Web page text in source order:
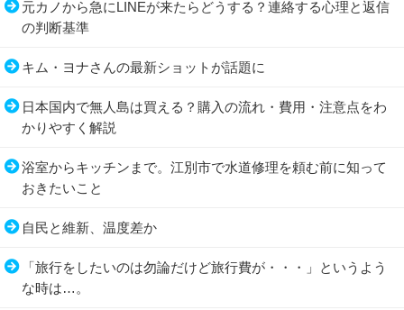
元カノから急にLINEが来たらどうする？連絡する心理と返信
の判断基準
キム・ヨナさんの最新ショットが話題に
日本国内で無人島は買える？購入の流れ・費用・注意点をわ
かりやすく解説
浴室からキッチンまで。江別市で水道修理を頼む前に知って
おきたいこと
自民と維新、温度差か
「旅行をしたいのは勿論だけど旅行費が・・・」というよう
な時は…。